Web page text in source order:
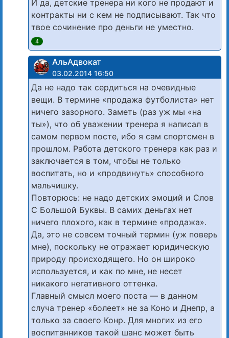
И да, детские тренера ни кого не продают и
контракты ни с кем не подписывают. Так что
твое сочинение про деньги не уместно.
4
АльАдвокат
03.02.2014 16:50
Да не надо так сердиться на очевидные
вещи. В термине «продажа футболиста» нет
ничего зазорного. Заметь (раз уж мы «на
ты»), что об уважении тренера я написал в
самом первом посте, ибо я сам спортсмен в
прошлом. Работа детского тренера как раз и
заключается в том, чтобы не только
воспитать, но и «продвинуть» способного
мальчишку.
Повторюсь: не надо детских эмоций и Слов
С Большой Буквы. В самих деньгах нет
ничего плохого, как в термине «продажа».
Да, это не совсем точный термин (уж поверь
мне), поскольку не отражает юридическую
природу происходящего. Но он широко
используется, и как по мне, не несет
никакого негативного оттенка.
Главный смысл моего поста — в данном
случа тренер «болеет» не за Коно и Днепр, а
только за своего Конр. Для многих из его
воспитанников такой шанс может быть